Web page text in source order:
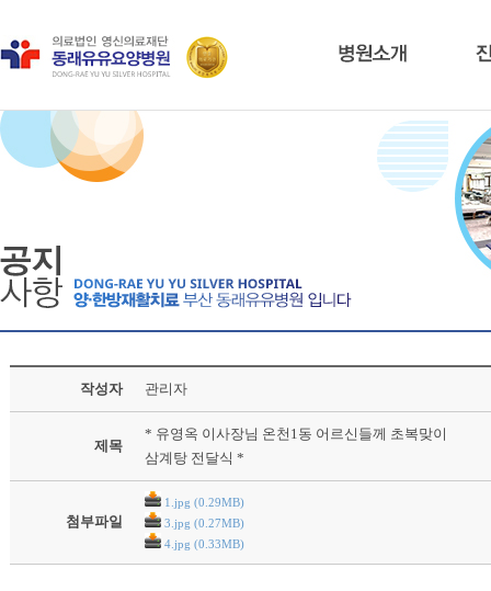
작성자 관리자
제목
* 유영옥 이사장님 온천1동 어르신들께 초복맞이
삼계탕 전달식 *
첨부파일
1.jpg (0.29MB)
3.jpg (0.27MB)
4.jpg (0.33MB)